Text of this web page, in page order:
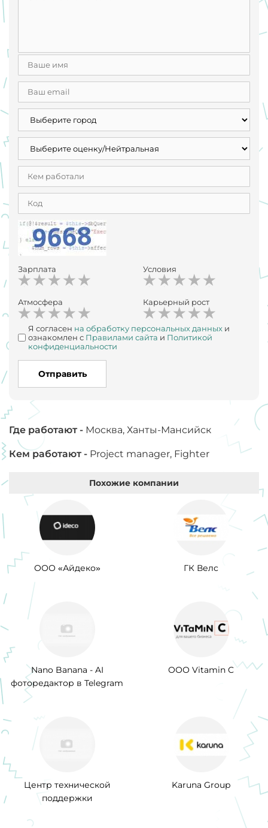
Зарплата Условия
Атмосфера Карьерный рост
Я согласен на обработку персональных данных и
ознакомлен с Правилами сайта и Политикой
конфиденциальности
Отправить
Где работают - Москва, Ханты-Мансийск
Кем работают - Project manager, Fighter
Похожие компании
ООО «Айдеко» ГК Велс
Nano Banana - AI
фоторедактор в Telegram
ООО Vitamin C
Центр технической
поддержки
Karuna Group